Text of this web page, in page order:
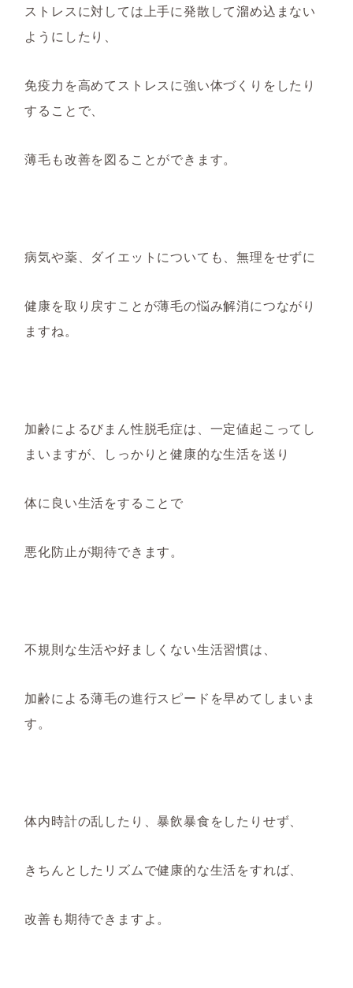
ストレスに対しては上手に発散して溜め込まない
ようにしたり、
免疫力 を高めてストレスに強い体づくりをしたり
することで、
薄毛も改善を図ることができます。
病気や薬、ダイエットについても、無理をせずに
健康を取り戻すことが薄毛の悩み解消につながり
ますね。
加齢によるびまん性脱毛症は、一定値起こってし
まいますが、しっかりと健康的な生活を送り
体に良い生活をすることで
悪化防止が期待できます。
不規則な生活や好ましくない生活習慣は、
加齢による薄毛の進行スピードを早めてしまいま
す。
体内時計の乱したり、暴飲暴食をしたりせず、
きちんとしたリズムで健康的な生活をすれば、
改善も期待できますよ。